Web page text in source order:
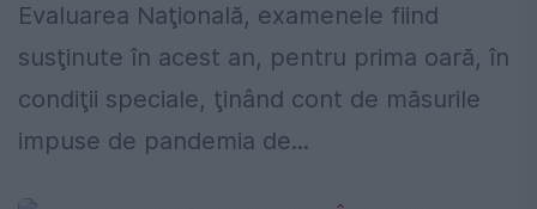
Evaluarea Naţională, examenele fiind
susţinute în acest an, pentru prima oară, în
condiţii speciale, ţinând cont de măsurile
impuse de pandemia de...